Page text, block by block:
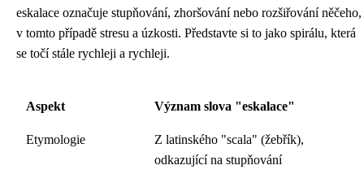
eskalace označuje stupňování, zhoršování nebo rozšiřování něčeho,
v tomto případě stresu a úzkosti. Představte si to jako spirálu, která
se točí stále rychleji a rychleji.
Aspekt Význam slova "eskalace"
Etymologie
Z latinského "scala" (žebřík),
odkazující na stupňování